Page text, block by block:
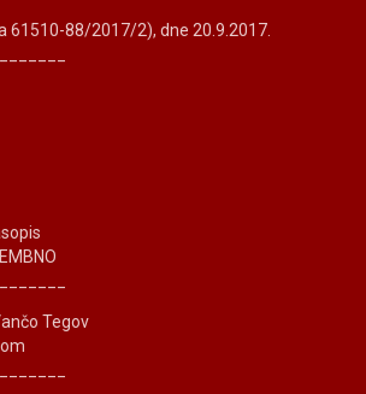
61510-88/2017/2), dne 20.9.2017.
Tegov